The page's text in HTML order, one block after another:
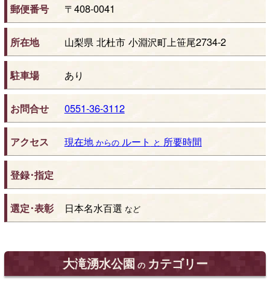
郵便番号 〒408-0041
所在地 山梨県 北杜市 小淵沢町上笹尾2734-2
駐車場 あり
お問合せ 0551-36-3112
アクセス 現在地からの ルート と 所要時間
登録･指定
選定･表彰 日本名水百選 など
大滝湧水公園 の カテゴリー